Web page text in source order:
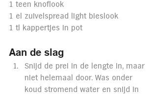
1 teen knoflook
1 el zuivelspread light bieslook
1 tl kappertjes in pot
Aan de slag
Snijd de prei in de lengte in, maar
niet helemaal door. Was onder
koud stromend water en snijd in